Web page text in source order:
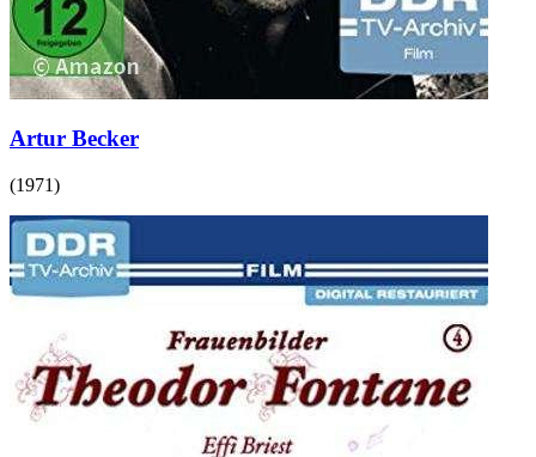
Artur Becker
(1971)